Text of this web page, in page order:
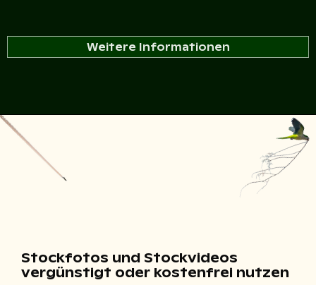
Weitere Informationen
Stockfotos und Stockvideos
vergünstigt oder kostenfrei nutzen